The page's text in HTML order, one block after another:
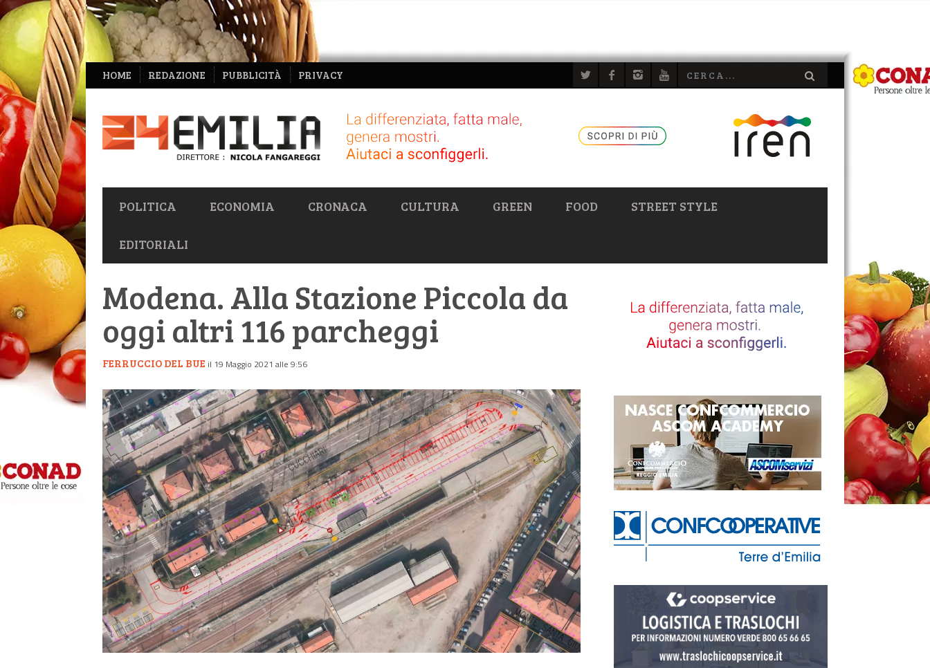
NAVIGAZIONE
SECONDARIA
HOME REDAZIONE PUBBLICITÀ PRIVACY
NAVIGAZIONE
PRIMARIA
POLITICA ECONOMIA CRONACA CULTURA GREEN FOOD STREET STYLE
EDITORIALI
Modena. Alla Stazione Piccola da
oggi altri 116 parcheggi
FERRUCCIO DEL BUE il 19 Maggio 2021 alle 9:56